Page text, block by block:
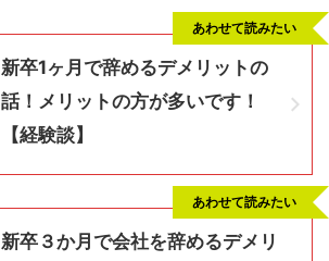
新卒1ヶ月で辞めるデメリットの
話！メリットの方が多いです！
【経験談】
あわせて読みたい
新卒３か月で会社を辞めるデメリ
あわせて読みたい